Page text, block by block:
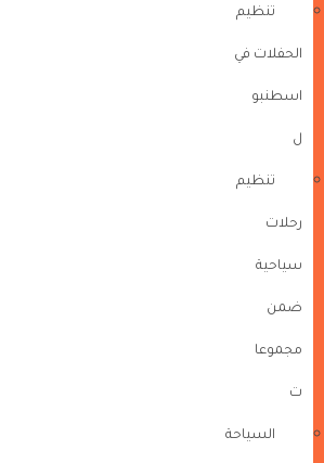
تنظيم
الحفلات في
اسطنبو
ل
تنظيم
رحلات
سياحية
ضمن
مجموعا
ت
السياحة